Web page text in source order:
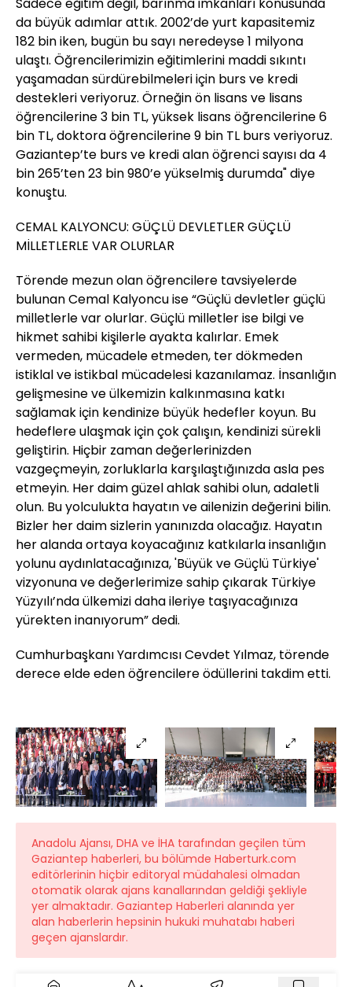
da büyük adımlar attık. 2002’de yurt kapasitemiz
182 bin iken, bugün bu sayı neredeyse 1 milyona
ulaştı. Öğrencilerimizin eğitimlerini maddi sıkıntı
yaşamadan sürdürebilmeleri için burs ve kredi
destekleri veriyoruz. Örneğin ön lisans ve lisans
öğrencilerine 3 bin TL, yüksek lisans öğrencilerine 6
bin TL, doktora öğrencilerine 9 bin TL burs veriyoruz.
Gaziantep’te burs ve kredi alan öğrenci sayısı da 4
bin 265’ten 23 bin 980’e yükselmiş durumda" diye
konuştu.
CEMAL KALYONCU: GÜÇLÜ DEVLETLER GÜÇLÜ
MİLLETLERLE VAR OLURLAR
Törende mezun olan öğrencilere tavsiyelerde
bulunan Cemal Kalyoncu ise “Güçlü devletler güçlü
milletlerle var olurlar. Güçlü milletler ise bilgi ve
hikmet sahibi kişilerle ayakta kalırlar. Emek
vermeden, mücadele etmeden, ter dökmeden
istiklal ve istikbal mücadelesi kazanılamaz. İnsanlığın
gelişmesine ve ülkemizin kalkınmasına katkı
sağlamak için kendinize büyük hedefler koyun. Bu
hedeflere ulaşmak için çok çalışın, kendinizi sürekli
geliştirin. Hiçbir zaman değerlerinizden
vazgeçmeyin, zorluklarla karşılaştığınızda asla pes
etmeyin. Her daim güzel ahlak sahibi olun, adaletli
olun. Bu yolculukta hayatın ve ailenizin değerini bilin.
Bizler her daim sizlerin yanınızda olacağız. Hayatın
her alanda ortaya koyacağınız katkılarla insanlığın
yolunu aydınlatacağınıza, 'Büyük ve Güçlü Türkiye'
vizyonuna ve değerlerimize sahip çıkarak Türkiye
Yüzyılı’nda ülkemizi daha ileriye taşıyacağınıza
yürekten inanıyorum” dedi.
Cumhurbaşkanı Yardımcısı Cevdet Yılmaz, törende
derece elde eden öğrencilere ödüllerini takdim etti.
Anadolu Ajansı, DHA ve İHA tarafından geçilen tüm
Gaziantep haberleri, bu bölümde Haberturk.com
editörlerinin hiçbir editoryal müdahalesi olmadan
otomatik olarak ajans kanallarından geldiği şekliyle
yer almaktadır. Gaziantep Haberleri alanında yer
alan haberlerin hepsinin hukuki muhatabı haberi
geçen ajanslardır.